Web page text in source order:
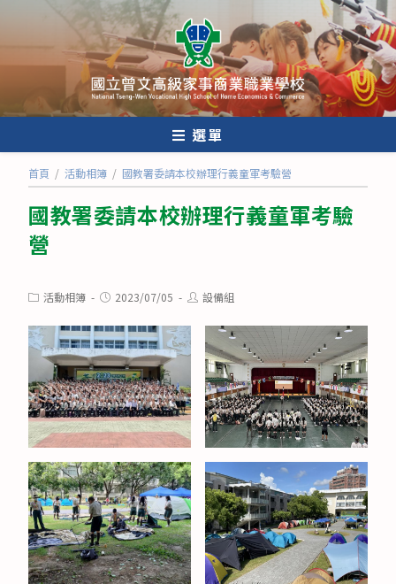
內
選單
首頁 / 活動相簿 / 國教署委請本校辦理行義童軍考驗營
國教署委請本校辦理行義童軍考驗
營
Post活動相簿
Post2023/07/05
Post設備組